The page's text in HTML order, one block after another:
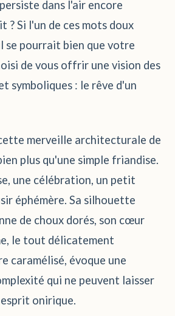
dans l'air encore
? Si l'un de ces mots doux
se pourrait bien que votre
de vous offrir une vision des
symboliques : le rêve d'un
merveille architecturale de
plus qu'une simple friandise.
une célébration, un petit
éphémère. Sa silhouette
de choux dorés, son cœur
le tout délicatement
caramélisé, évoque une
qui ne peuvent laisser
onirique.